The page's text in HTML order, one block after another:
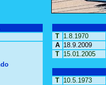
T 1.8.1970
A 18.9.2009
T 15.01.2005
T 10.5.1973